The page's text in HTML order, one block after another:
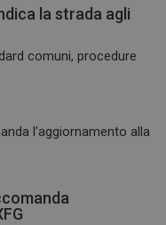
la strada agli
comuni, procedure